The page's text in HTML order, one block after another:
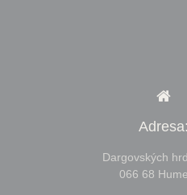
Adresa:
Dargovských
066 68